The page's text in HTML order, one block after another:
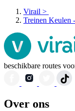
Virail >
Treinen Keulen
beschikbare routes
Over ons